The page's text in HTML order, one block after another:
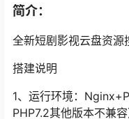
简介：
全新短剧影视云盘资源
搭建说明
1、运行环境：
PHP7.2其他版本不兼容